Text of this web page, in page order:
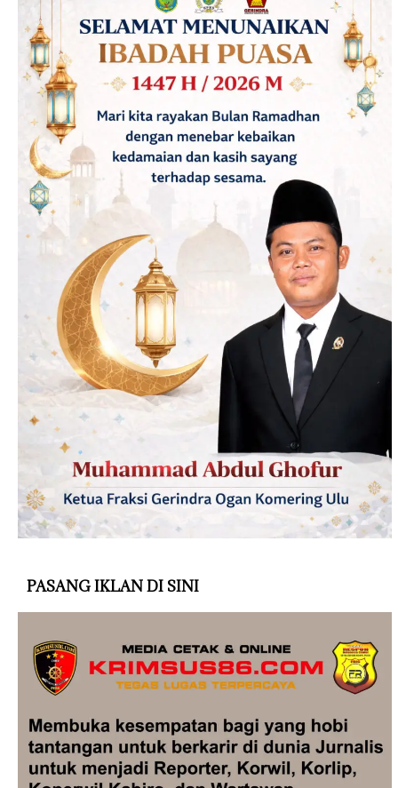
PASANG IKLAN DI SINI